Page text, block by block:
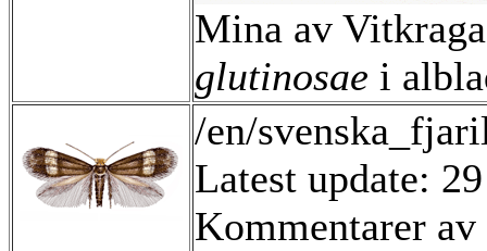
Mina av
glutinosae i
/en/
Latest update:
Kommentarer